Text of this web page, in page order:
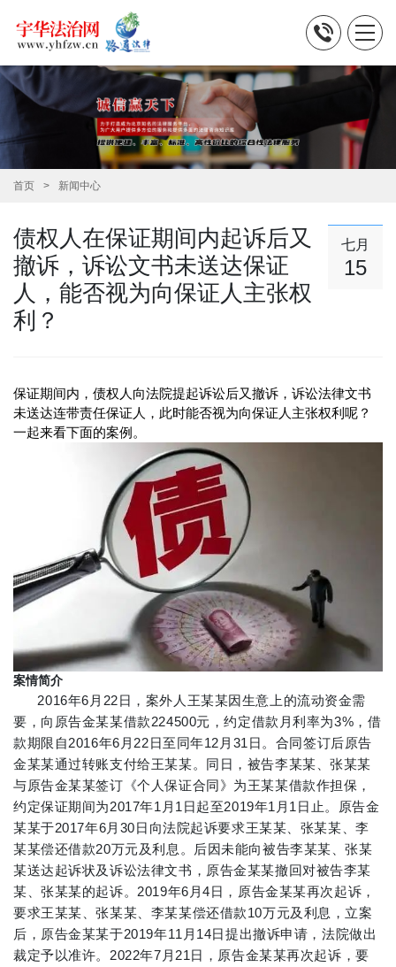
首页 新闻中心
债权人在保证期间内起诉后又
撤诉，诉讼文书未送达保证
人，能否视为向保证人主张权
利？
七月
15
保证期间内，债权人向法院提起诉讼后又撤诉，诉讼法律文书
未送达连带责任保证人，此时能否视为向保证人主张权利呢？
一起来看下面的案例。
案情简介
2016年6月22日，案外人王某某因生意上的流动资金需
要，向原告金某某借款224500元，约定借款月利率为3%，借
款期限自2016年6月22日至同年12月31日。合同签订后原告
金某某通过转账支付给王某某。同日，被告李某某、张某某
与原告金某某签订《个人保证合同》为王某某借款作担保，
约定保证期间为2017年1月1日起至2019年1月1日止。原告金
某某于2017年6月30日向法院起诉要求王某某、张某某、李
某某偿还借款20万元及利息。后因未能向被告李某某、张某
某送达起诉状及诉讼法律文书，原告金某某撤回对被告李某
某、张某某的起诉。2019年6月4日，原告金某某再次起诉，
要求王某某、张某某、李某某偿还借款10万元及利息，立案
后，原告金某某于2019年11月14日提出撤诉申请，法院做出
裁定予以准许。2022年7月21日，原告金某某再次起诉，要